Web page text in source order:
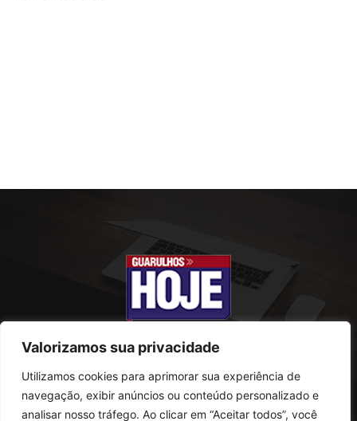
Valorizamos sua privacidade
Utilizamos cookies para aprimorar sua experiência de
navegação, exibir anúncios ou conteúdo personalizado e
analisar nosso tráfego. Ao clicar em “Aceitar todos”, você
SOBRE NÓS